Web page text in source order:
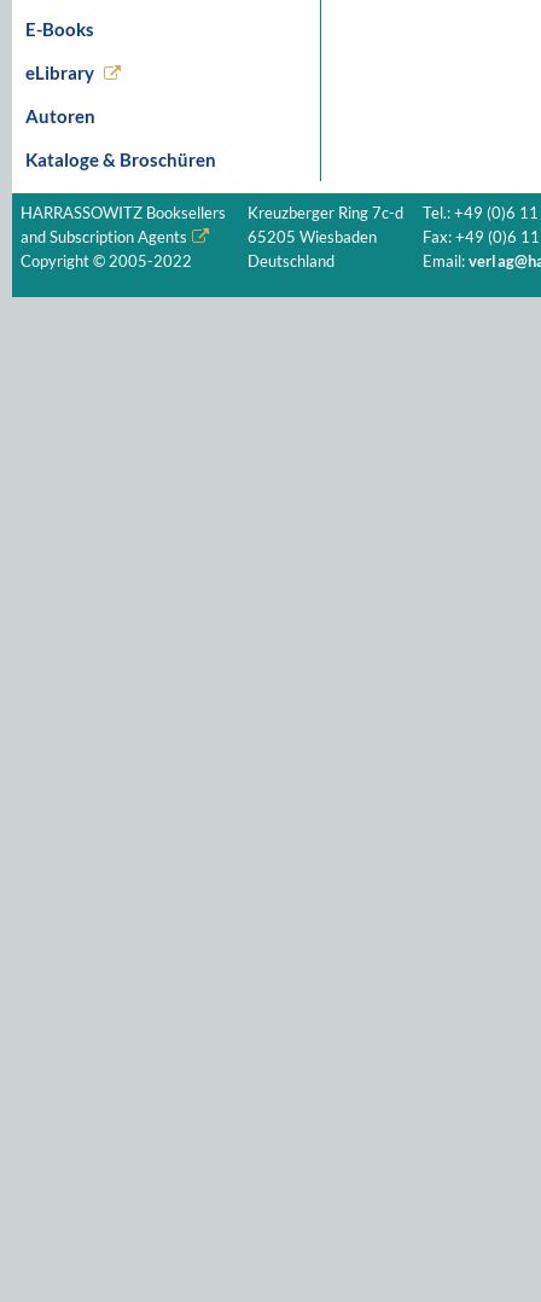
E-Books
eLibrary
Autoren
Kataloge & Broschüren
HARRASSOWITZ Booksellers
and Subscription Agents
Copyright © 2005-2022
Kreuzberger Ring 7c-d
65205 Wiesbaden
Deutschland
Tel.: +49 (0)6
Fax: +49 (0)6
Email: